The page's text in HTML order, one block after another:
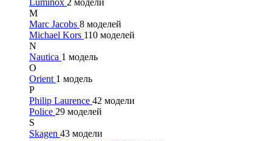
Luminox 2 модели
M
Marc Jacobs 8 моделей
Michael Kors 110 моделей
N
Nautica 1 модель
O
Orient 1 модель
P
Philip Laurence 42 модели
Police 29 моделей
S
Skagen 43 модели